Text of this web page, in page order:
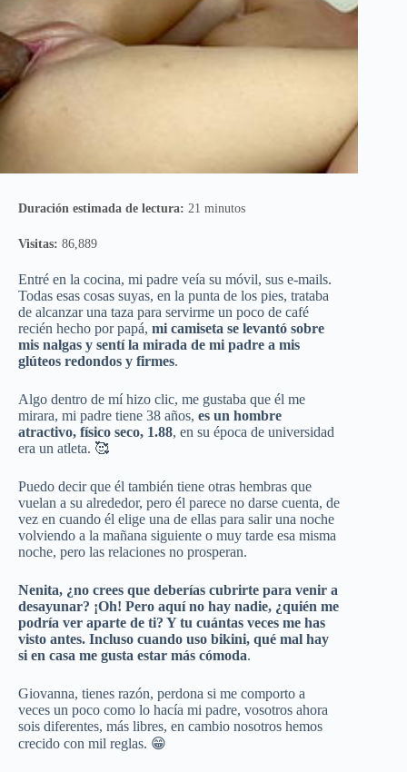
Duración estimada de lectura: 21 minutos
Visitas: 86,889
Entré en la cocina, mi padre veía su móvil, sus e-mails.
Todas esas cosas suyas, en la punta de los pies, trataba
de alcanzar una taza para servirme un poco de café
recién hecho por papá, mi camiseta se levantó sobre
mis nalgas y sentí la mirada de mi padre a mis
glúteos redondos y firmes.
Algo dentro de mí hizo clic, me gustaba que él me
mirara, mi padre tiene 38 años, es un hombre
atractivo, físico seco, 1.88, en su época de universidad
era un atleta. 🥰
Puedo decir que él también tiene otras hembras que
vuelan a su alrededor, pero él parece no darse cuenta, de
vez en cuando él elige una de ellas para salir una noche
volviendo a la mañana siguiente o muy tarde esa misma
noche, pero las relaciones no prosperan.
Nenita, ¿no crees que deberías cubrirte para venir a
desayunar? ¡Oh! Pero aquí no hay nadie, ¿quién me
podría ver aparte de ti? Y tu cuántas veces me has
visto antes. Incluso cuando uso bikini, qué mal hay
si en casa me gusta estar más cómoda.
Giovanna, tienes razón, perdona si me comporto a
veces un poco como lo hacía mi padre, vosotros ahora
sois diferentes, más libres, en cambio nosotros hemos
crecido con mil reglas. 😁